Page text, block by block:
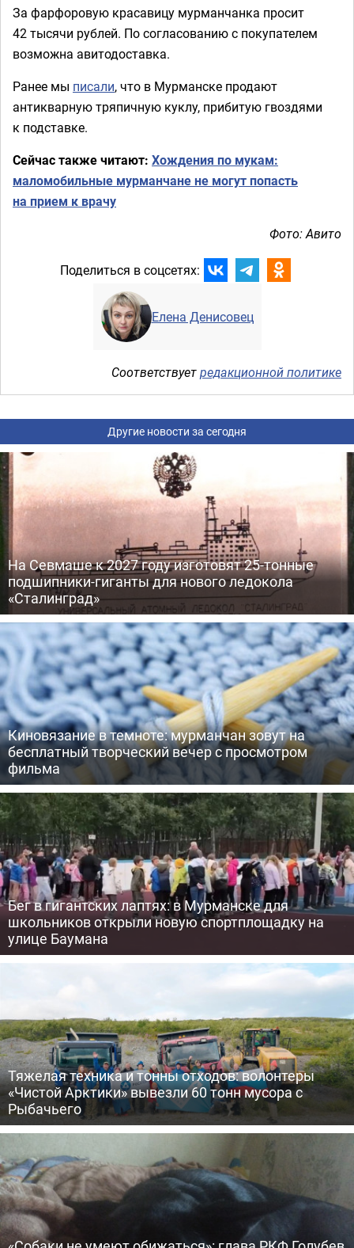
За фарфоровую красавицу мурманчанка просит
42 тысячи рублей. По согласованию с покупателем
возможна авитодоставка.
Ранее мы писали, что в Мурманске продают
антикварную тряпичную куклу, прибитую гвоздями
к подставке.
Сейчас также читают: Хождения по мукам:
маломобильные мурманчане не могут попасть
на прием к врачу
Фото: Авито
Поделиться в соцсетях:
Елена Денисовец
Соответствуетредакционной политике
Другие новости за сегодня
На Севмаше к 2027 году изготовят 25-тонные
подшипники-гиганты для нового ледокола
«Сталинград»
Киновязание в темноте: мурманчан зовут на
бесплатный творческий вечер с просмотром
фильма
Бег в гигантских лаптях: в Мурманске для
школьников открыли новую спортплощадку на
улице Баумана
Тяжелая техника и тонны отходов: волонтеры
«Чистой Арктики» вывезли 60 тонн мусора с
Рыбачьего